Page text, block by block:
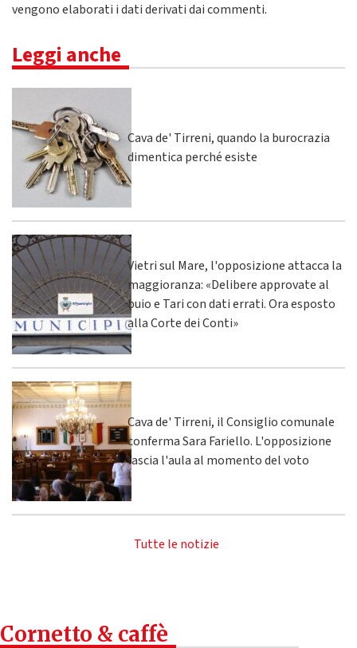
vengono elaborati i dati derivati dai commenti.
Leggi anche
Cava de' Tirreni, quando la burocrazia
dimentica perché esiste
Vietri sul Mare, l'opposizione attacca la
maggioranza: «Delibere approvate al
buio e Tari con dati errati. Ora esposto
alla Corte dei Conti»
Cava de' Tirreni, il Consiglio comunale
conferma Sara Fariello. L'opposizione
lascia l'aula al momento del voto
Tutte le notizie
Cornetto & caffè